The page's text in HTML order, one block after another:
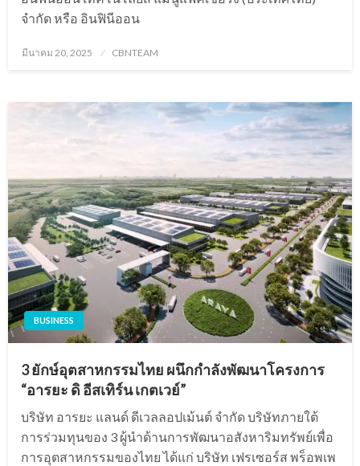
จำกัด หรือ อินฟินีออน
Posted
มีนาคม 20, 2025 CBNTEAM
BUSINESS
3 ยักษ์อุตสาหกรรมไทย ผนึกกำลังพัฒนาโครงการ
“อารยะ ดิ อีสเทิร์น เกตเวย์”
บริษัท อารยะ แลนด์ ดีเวลลอปเม้นต์ จำกัด บริษัทภายใต้
การร่วมทุนของ 3 ผู้นำด้านการพัฒนาอสังหาริมทรัพย์เพื่อ
การอุตสาหกรรมของไทย ได้แก่ บริษัท เฟรเซอร์ส พร็อพเพ